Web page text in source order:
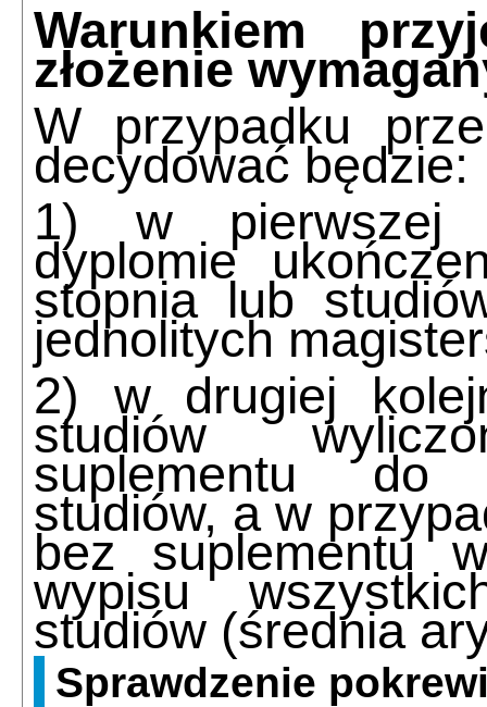
Warunkiem
złożenie
W przypadku
decydować będzie:
1) w pierwszej
dyplomie
stopnia lub
jednolitych
2) w drugiej
studiów
suplementudo
studiów, a w
bez suplementu
wypisu
studiów (średnia
Sprawdzenie